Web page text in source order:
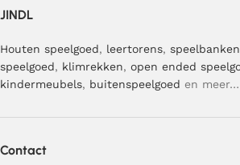
JINDL
Houten speelgoed, leertorens, speelbanken
speelgoed, klimrekken, open ended
kindermeubels, buitenspeelgoed en meer…
Contact